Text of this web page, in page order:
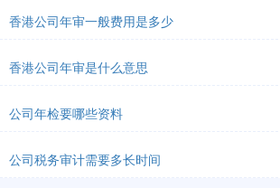
香港公司年审一般费用是多少
香港公司年审是什么意思
公司年检要哪些资料
公司税务审计需要多长时间